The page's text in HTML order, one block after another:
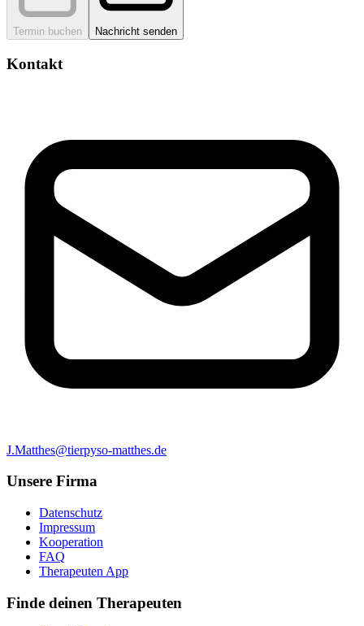
Termin buchen Nachricht senden
Kontakt
J.Matthes@tierpyso-matthes.de
Unsere Firma
Datenschutz
Impressum
Kooperation
FAQ
Therapeuten App
Finde deinen Therapeuten